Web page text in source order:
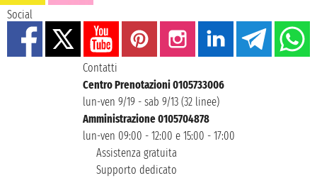
Social
Contatti
Centro Prenotazioni 0105733006
lun-ven 9/19 - sab 9/13 (32 linee)
Amministrazione 0105704878
lun-ven 09:00 - 12:00 e 15:00 - 17:00
Assistenza gratuita
Supporto dedicato